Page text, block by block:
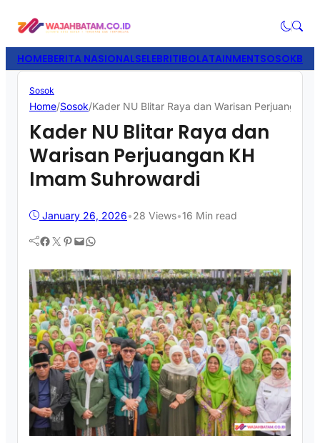
HOMEBERITA NASIONALSELEBRITIBOLATAINMENTSOSOK
Sosok
Home/Sosok/Kader NU Blitar Raya dan Warisan Perjuangan
Kader NU Blitar Raya dan
Warisan Perjuangan KH
Imam Suhrowardi
January 26, 2026•28 Views•16 Min read
Facebook Twitter Pinterest Mail WhatsApp